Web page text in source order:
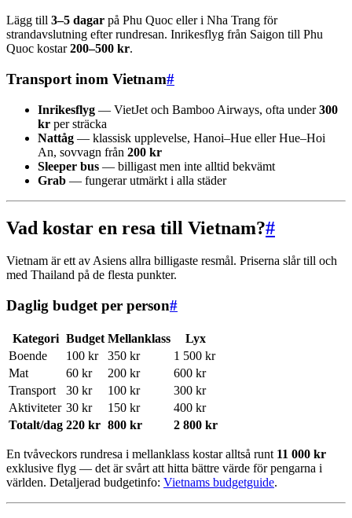
Lägg till 3–5 dagar på Phu Quoc eller i Nha Trang för
strandavslutning efter rundresan. Inrikesflyg från Saigon till Phu
Quoc kostar200–500 kr.
Transport inom Vietnam#
Inrikesflyg — VietJet och Bamboo Airways, ofta under300
kr per sträcka
Nattåg — klassisk upplevelse, Hanoi–Hue eller Hue–Hoi
An, sovvagn från 200 kr
Sleeper bus — billigast men inte alltid bekvämt
Grab — fungerar utmärkt i alla städer
Vad kostar en resa till Vietnam?#
Vietnam är ett av Asiens allra billigaste resmål. Priserna slår till och
med Thailand på de flesta punkter.
Daglig budget per person#
Kategori Budget Mellanklass
Lyx
Boende
100 kr 350 kr
1 500 kr
Mat
60 kr 200 kr
600 kr
Transport
30 kr 100 kr
300 kr
Aktiviteter 30 kr 150 kr
400 kr
Totalt/dag 220 kr 800 kr 2 800 kr
En tvåveckors rundresa i mellanklass kostar alltså runt 11 000 kr
exklusive flyg — det är svårt att hitta bättre värde för pengarna i
världen. Detaljerad budgetinfo: Vietnams budgetguide.